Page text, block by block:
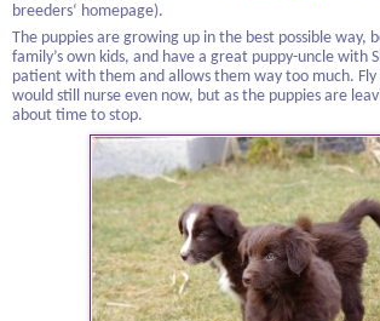
breeders‘ homepage).
The puppies are growing up in the best possible way,
family’s own kids, and have a great puppy-uncle with
patient with them and allows them way too much.
would still nurse even now, but as the puppies are
about time to stop.